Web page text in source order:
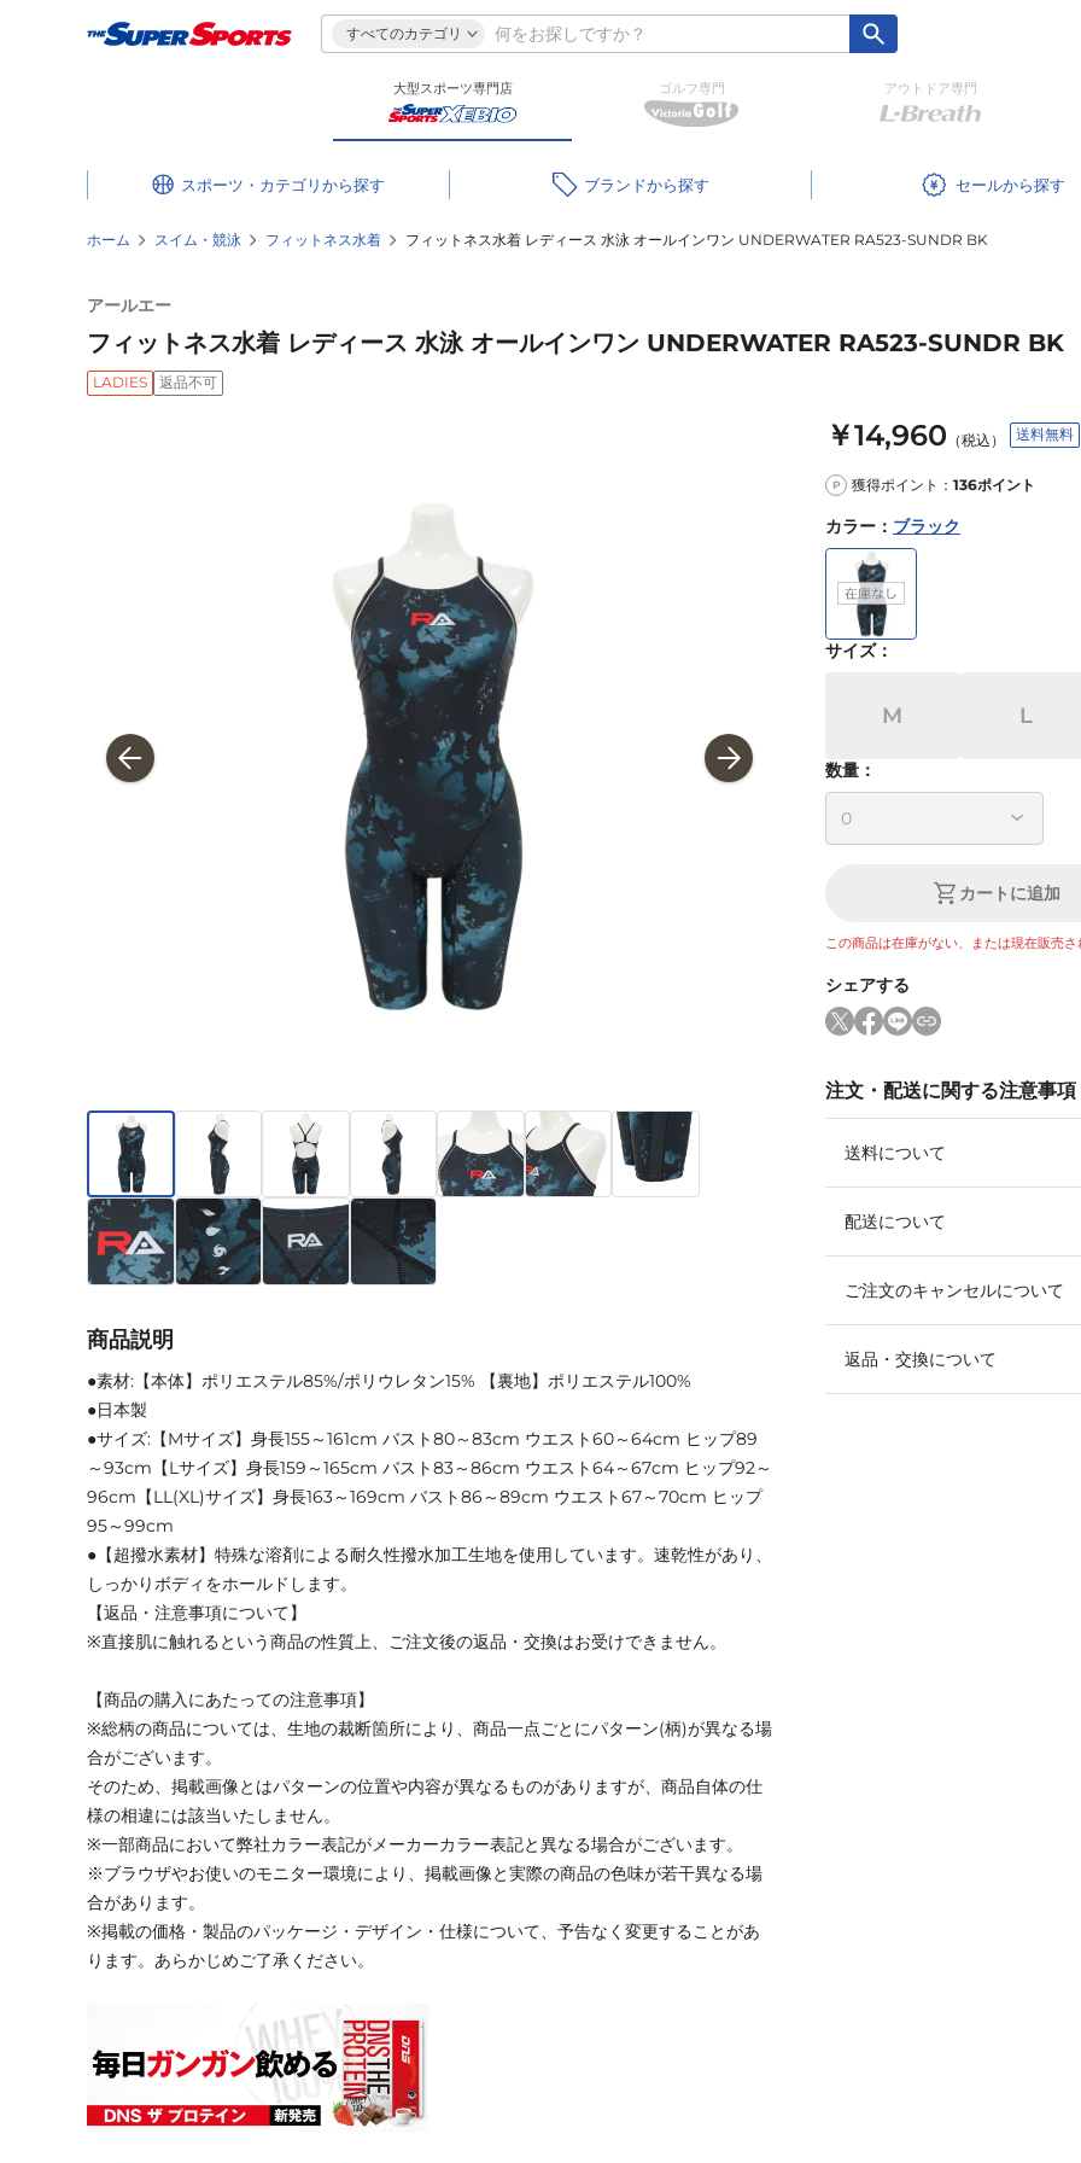
すべてのカテゴリ
大型スポーツ専門店 ゴルフ専門 アウトドア専門
スポーツ・カテゴリ ブランド セール
ホーム スイム・競泳 フィットネス水着 フィットネス水着 レディース 水泳 オールインワン UNDERWATER RA523-SUNDR BK
アールエー
フィットネス水着 レディース 水泳 オールインワン UNDERWATER RA523-SUNDR BK
LADIES 返品不可
￥14,960 （税込） 送料無料
P 獲得ポイント： 136ポイント
カラー ： ブラック
サイズ：
M L
数量：
カートに追加
この商品は在庫がない、または現在販売さ
シェアする
注文・配送に関する注意事項
送料について
配送について
ご注文のキャンセルについて
返品・交換について
商品説明
●素材:【本体】ポリエステル85%/ポリウレタン15% 【裏地】ポリエステル100%
●日本製
●サイズ:【Mサイズ】身長155～161cm バスト80～83cm ウエスト60～64cm ヒップ89
～93cm【Lサイズ】身長159～165cm バスト83～86cm ウエスト64～67cm ヒップ92～
96cm【LL(XL)サイズ】身長163～169cm バスト86～89cm ウエスト67～70cm ヒップ
95～99cm
●【超撥水素材】特殊な溶剤による耐久性撥水加工生地を使用しています。速乾性があり、
しっかりボディをホールドします。
【返品・注意事項について】
※直接肌に触れるという商品の性質上、ご注文後の返品・交換はお受けできません。
【商品の購入にあたっての注意事項】
※総柄の商品については、生地の裁断箇所により、商品一点ごとにパターン(柄)が異なる場
合がございます。
そのため、掲載画像とはパターンの位置や内容が異なるものがありますが、商品自体の仕
様の相違には該当いたしません。
※一部商品において弊社カラー表記がメーカーカラー表記と異なる場合がございます。
※ブラウザやお使いのモニター環境により、掲載画像と実際の商品の色味が若干異なる場
合があります。
※掲載の価格・製品のパッケージ・デザイン・仕様について、予告なく変更することがあ
ります。あらかじめご了承ください。